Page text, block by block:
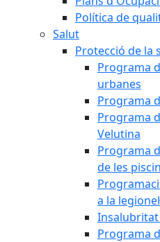
Política de
Salut
Protecció de la
Programa
urbanes
Programa
Programa
Velutina
Programa
de les
a la
Programa